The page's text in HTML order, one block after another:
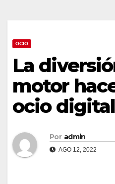
OCIO
La
motor
ocio digital
Por admin
AGO 12, 2022